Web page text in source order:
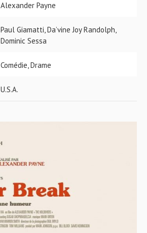
Alexander Payne
Paul Giamatti, Da’vine Joy Randolph,
Dominic Sessa
Comédie, Drame
U.S.A.